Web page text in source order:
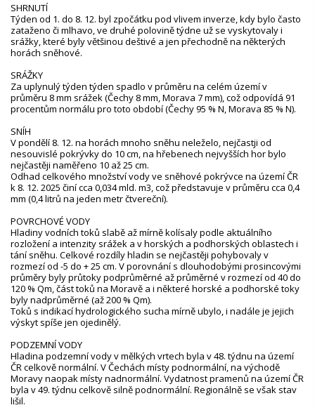
SHRNUTÍ
Týden od 1. do 8. 12. byl zpočátku pod vlivem inverze, kdy bylo často
zataženo či mlhavo, ve druhé polovině týdne už se vyskytovaly i
srážky, které byly většinou deštivé a jen přechodně na některých
horách sněhové.
SRÁŽKY
Za uplynulý týden týden spadlo v průměru na celém území v
průměru 8 mm srážek (Čechy 8 mm, Morava 7 mm), což odpovídá 91
procentům normálu pro toto období (Čechy 95 % N, Morava 85 % N).
SNÍH
V pondělí 8. 12. na horách mnoho sněhu neleželo, nejčastji od
nesouvislé pokrývky do 10 cm, na hřebenech nejvyšších hor bylo
nejčastěji naměřeno 10 až 25 cm.
Odhad celkového množství vody ve sněhové pokrývce na území ČR
k 8. 12. 2025 činí cca 0,034 mld. m3, což představuje v průměru cca 0,4
mm (0,4 litrů na jeden metr čtvereční).
POVRCHOVÉ VODY
Hladiny vodních toků slabě až mírně kolísaly podle aktuálního
rozložení a intenzity srážek a v horských a podhorských oblastech i
tání sněhu. Celkové rozdíly hladin se nejčastěji pohybovaly v
rozmezí od -5 do + 25 cm. V porovnání s dlouhodobými prosincovými
průměry byly průtoky podprůměrné až průměrné v rozmezí od 40 do
120 % Qm, část toků na Moravě a i některé horské a podhorské toky
byly nadprůměrné (až 200 % Qm).
Toků s indikací hydrologického sucha mírně ubylo, i nadále je jejich
výskyt spíše jen ojedinělý.
PODZEMNÍ VODY
Hladina podzemní vody v mělkých vrtech byla v 48. týdnu na území
ČR celkově normální. V Čechách místy podnormální, na východě
Moravy naopak místy nadnormální. Vydatnost pramenů na území ČR
byla v 49. týdnu celkově silně podnormální. Regionálně se však stav
lišil.